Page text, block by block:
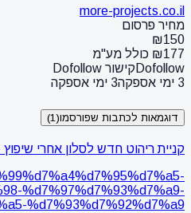
more-projects.co.il
מחיר פרסום
₪150
₪177 כולל מע"מ
Dofollow קישור Dofollow
3 ימי אספקה
3 ימי אספקה
דוגמאות לכתבות שפורסמו(1)
קניית ריהוט חדש לסלון אחרי
%d7%97%d7%93%d7%a9-
%d7%93%d7%92%d7%a9/